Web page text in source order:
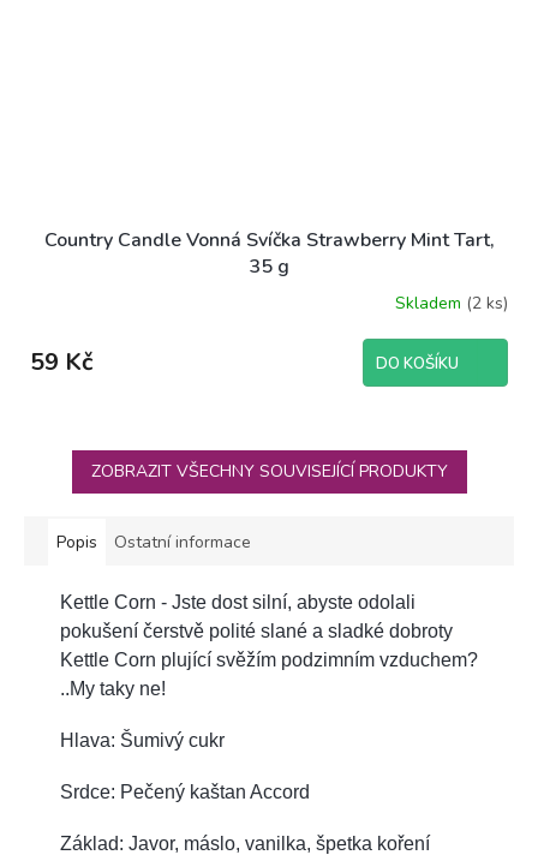
Country Candle Vonná Svíčka Strawberry Mint Tart,
35 g
Skladem (2 ks)
59 Kč DO KOŠÍKU
ZOBRAZIT VŠECHNY SOUVISEJÍCÍ PRODUKTY
Popis Ostatní informace
Kettle Corn - Jste dost silní, abyste odolali
pokušení čerstvě polité slané a sladké dobroty
Kettle Corn plující svěžím podzimním vzduchem?
..My taky ne!
Hlava: Šumivý cukr
Srdce: Pečený kaštan Accord
Základ: Javor, máslo, vanilka, špetka koření